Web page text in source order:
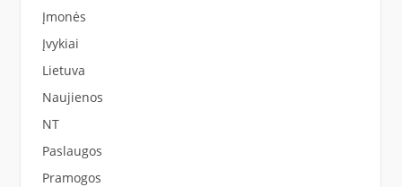
Įmonės
Įvykiai
Lietuva
Naujienos
NT
Paslaugos
Pramogos